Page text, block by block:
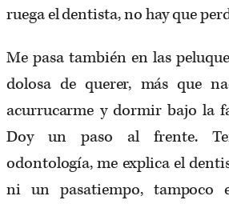
ruega el dentista, no hay que
Me pasa también en las
dolosa de querer, más que
acurrucarme y dormir bajo la
Doy un paso al frente.
odontología, me explica el
ni un pasatiempo, tampoco